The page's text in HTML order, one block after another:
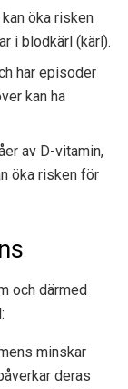
öka risken
i blodkärl (kärl).
har episoder
kan ha
av D-vitamin,
öka risken för
och därmed
minskar
deras